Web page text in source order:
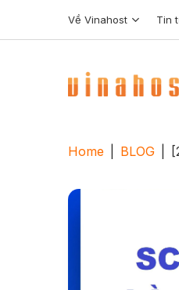
Về Vinahost Tin
Home BLOG